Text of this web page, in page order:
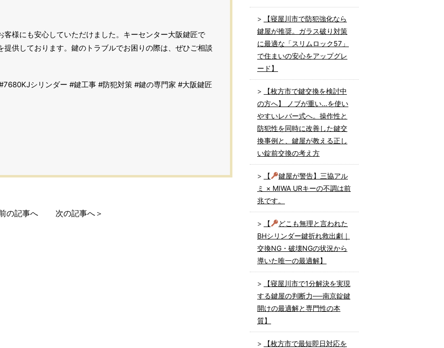
様にも安心していただけました。キーセンター大阪鍵匠で
供しております。鍵のトラブルでお困りの際は、ぜひご相談
シリンダー #鍵工事 #防犯対策 #鍵の専門家 #大阪鍵匠
の記事へ 次の記事へ＞
【寝屋川市で防犯強化なら
鍵屋が推奨。ガラス破り対策
に最適な「スリムロック57」
で住まいの安心をアップグレ
ード】
【枚方市で鍵交換を検討中
の方へ】 ノブが重い…を使い
やすいレバー式へ。操作性と
防犯性を同時に改善した鍵交
換事例と、鍵屋が教える正し
い錠前交換の考え方
【
鍵屋が警告】三協アル
ミ × MIWA URキーの不調は前
兆です。
【
どこも無理と言われた
BHシリンダー鍵折れ救出劇｜
交換NG・破壊NGの状況から
導いた唯一の最適解】
【寝屋川市で1分解決を実現
する鍵屋の判断力──南京錠鍵
開けの最適解と専門性の本
質】
【枚方市で最短即日対応を